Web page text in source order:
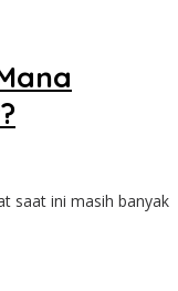
saat ini masih banyak